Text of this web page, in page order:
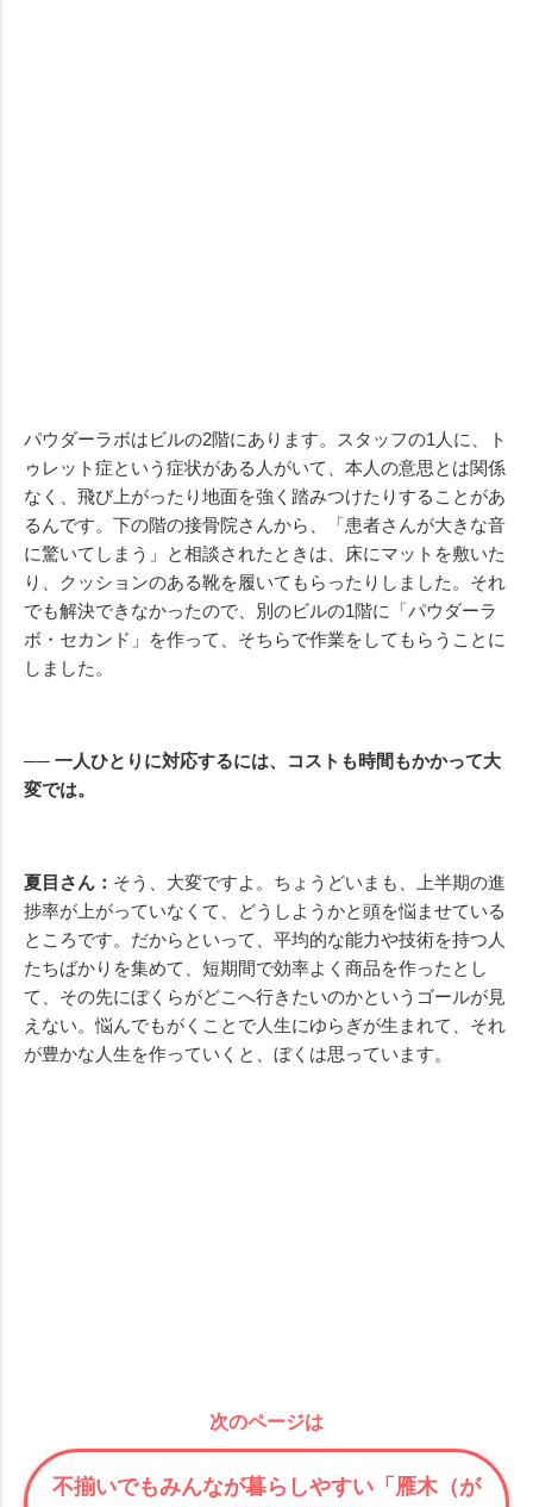
パウダーラボはビルの2階にあります。スタッフの1人に、ト
ゥレット症という症状がある人がいて、本人の意思とは関係
なく、飛び上がったり地面を強く踏みつけたりすることがあ
るんです。下の階の接骨院さんから、「患者さんが大きな音
に驚いてしまう」と相談されたときは、床にマットを敷いた
り、クッションのある靴を履いてもらったりしました。それ
でも解決できなかったので、別のビルの1階に「パウダーラ
ボ・セカンド」を作って、そちらで作業をしてもらうことに
しました。
── 一人ひとりに対応するには、コストも時間もかかって大
変では。
夏目さん： そう、大変ですよ。ちょうどいまも、上半期の進
捗率が上がっていなくて、どうしようかと頭を悩ませている
ところです。だからといって、平均的な能力や技術を持つ人
たちばかりを集めて、短期間で効率よく商品を作ったとし
て、その先にぼくらがどこへ行きたいのかというゴールが見
えない。悩んでもがくことで人生にゆらぎが生まれて、それ
が豊かな人生を作っていくと、ぼくは思っています。
次のページは
不揃いでもみんなが暮らしやすい「雁木（が